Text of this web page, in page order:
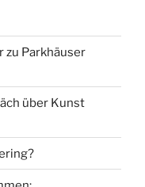
zu Parkhäuser
über Kunst